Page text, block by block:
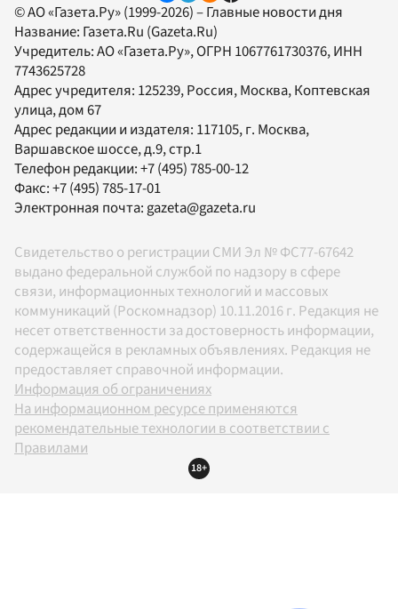
© АО «Газета.Ру» (1999-2026) – Главные новости дня
Название: Газета.Ru (Gazeta.Ru)
Учредитель:АО «Газета.Ру», ОГРН 1067761730376, ИНН
7743625728
Адрес учредителя: 125239, Россия, Москва, Коптевская
улица, дом 67
Адрес редакции и издателя: 117105, г. Москва,
Варшавское шоссе, д.9, стр.1
Телефон редакции:+7 (495) 785-00-12
Факс:+7 (495) 785-17-01
Электронная почта: gazeta@gazeta.ru
Свидетельство о регистрации СМИ Эл № ФС77-67642
выдано федеральной службой по надзору в сфере
связи, информационных технологий и массовых
коммуникаций (Роскомнадзор) 10.11.2016 г. Редакция не
несет ответственности за достоверность информации,
содержащейся в рекламных объявлениях. Редакция не
предоставляет справочной информации.
Информация об ограничениях
На информационном ресурсе применяются
рекомендательные технологии в соответствии с
Правилами
18+